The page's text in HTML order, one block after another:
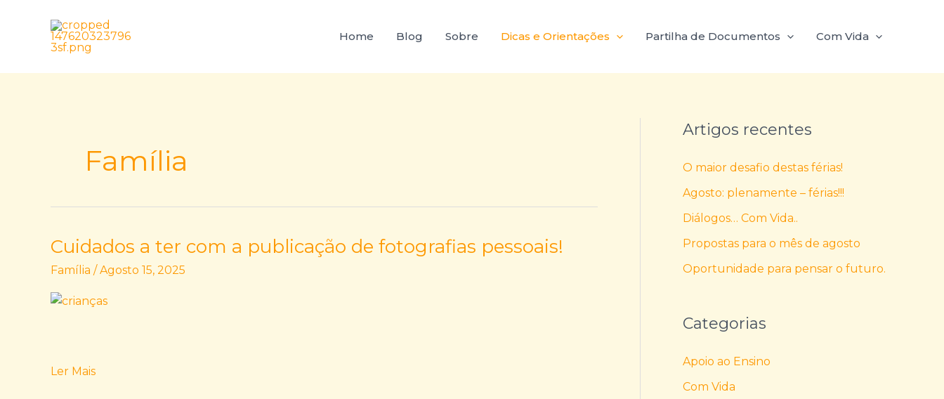
Home Blog Sobre Dicas e Orientações Partilha de Documentos Com Vida
Família
Cuidados a ter com a publicação de fotografias pessoais!
Família / Agosto 15, 2025
Cuidados
com
fotografias
Ler Mais
Artigos recentes
O maior desafio destas férias!
Agosto: plenamente – férias!!!
Diálogos… Com Vida..
Propostas para o mês de agosto
Oportunidade para pensar o futuro.
Categorias
Apoio ao Ensino
Com Vida